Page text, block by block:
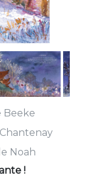
Beeke
Noah
!